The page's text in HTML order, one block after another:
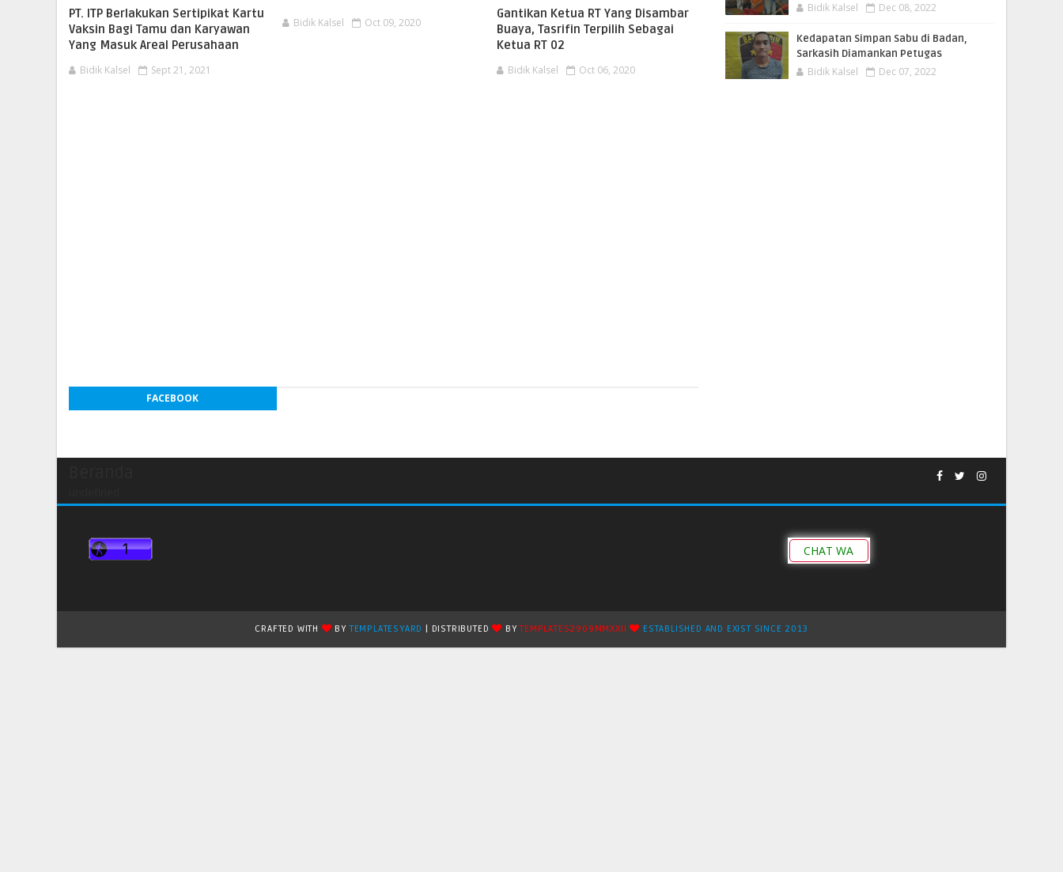
PT. ITP Berlakukan Sertipikat Kartu
Vaksin Bagi Tamu dan Karyawan
Yang Masuk Areal Perusahaan
Bidik Kalsel Sept 21, 2021
Bidik Kalsel Oct 09, 2020
Gantikan Ketua RT Yang Disambar
Buaya, Tasrifin Terpilih Sebagai
Ketua RT 02
Bidik Kalsel Oct 06, 2020
FACEBOOK
Bidik Kalsel Dec 08, 2022
Kedapatan Simpan Sabu di Badan,
Sarkasih Diamankan Petugas
Bidik Kalsel Dec 07, 2022
CHAT WA
CRAFTED WITH BYTEMPLATESYARD | DISTRIBUTED BYTEMPLATES2909MMXXII ESTABLISHED AND EXIST SINCE 2013